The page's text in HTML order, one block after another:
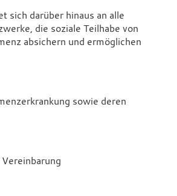
sich darüber hinaus an alle
die soziale Teilhabe von
absichern und ermöglichen
sowie deren